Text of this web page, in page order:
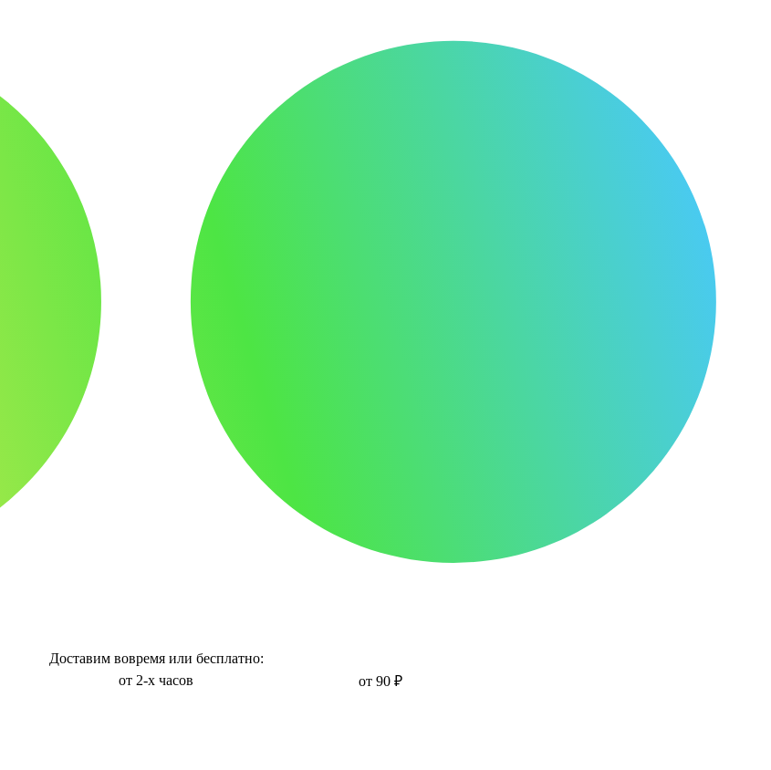
Доставим вовремя или бесплатно:
от 2-х часов от 90 ₽